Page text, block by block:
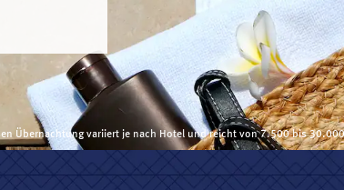
Übernachtung variiert je nach Hotel und reicht von 7.500 bis